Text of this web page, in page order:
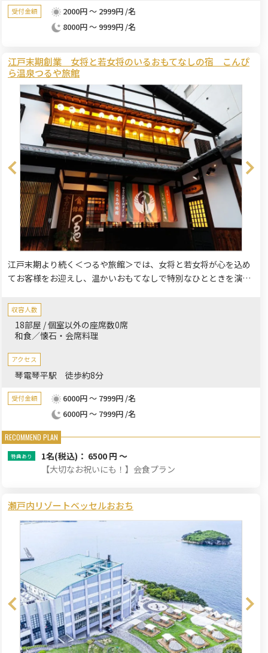
受付金額
2000円 ～ 2999円 /名
8000円 ～ 9999円 /名
江戸末期創業 女将と若女将のいるおもてなしの宿 こんぴ
ら温泉つるや旅館
江戸末期より続く＜つるや旅館＞では、女将と若女将が心を込め
てお客様をお迎えし、温かいおもてなしで特別なひとときを演出
には、歴史と温もりを感じる当旅館で、大切な方々と和やかな時
間をお過ごしいただけます。お祝い事やご会食に、心ゆくまでく
つろぎのひとときをご提供いたします。
収容人数
18部屋 / 個室以外の座席数0席
和食／懐石・会席料理
アクセス
琴電琴平駅 徒歩約8分
受付金額
6000円 ～ 7999円 /名
6000円 ～ 7999円 /名
1名(税込)： 6500 円 ～
【大切なお祝いにも！】会食プラン
瀬戸内リゾートベッセルおおち